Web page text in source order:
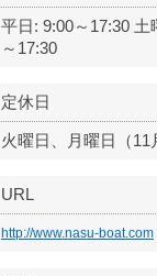
平日: 9:00～17:30
～17:30
定休日
火曜日、月曜日（11
URL
http://www.nasu-boat.com